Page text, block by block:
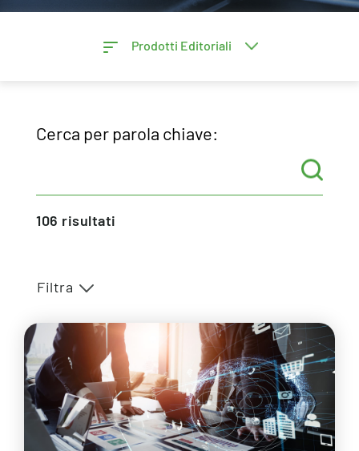
Prodotti Editoriali
Cerca per parola chiave:
106 risultati
Filtra